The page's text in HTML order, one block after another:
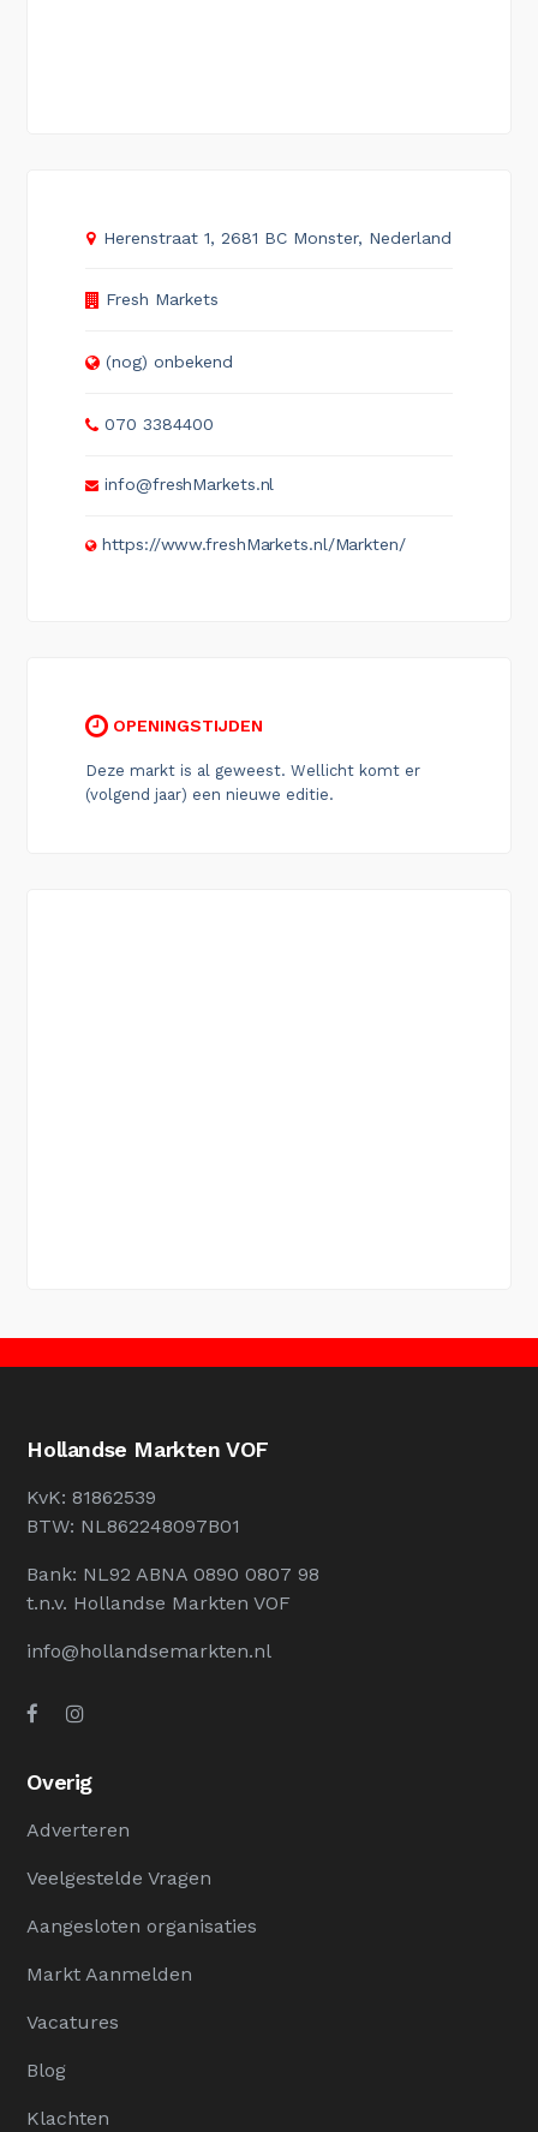
Herenstraat 1, 2681 BC Monster, Nederland
Fresh Markets
(nog) onbekend
070 3384400
info@freshMarkets.nl
https://www.freshMarkets.nl/Markten/
OPENINGSTIJDEN
Deze markt is al geweest. Wellicht komt er
(volgend jaar) een nieuwe editie.
Hollandse Markten VOF
KvK: 81862539
BTW: NL862248097B01
Bank: NL92 ABNA 0890 0807 98
t.n.v. Hollandse Markten VOF
info@hollandsemarkten.nl
Overig
Adverteren
Veelgestelde Vragen
Aangesloten organisaties
Markt Aanmelden
Vacatures
Blog
Klachten